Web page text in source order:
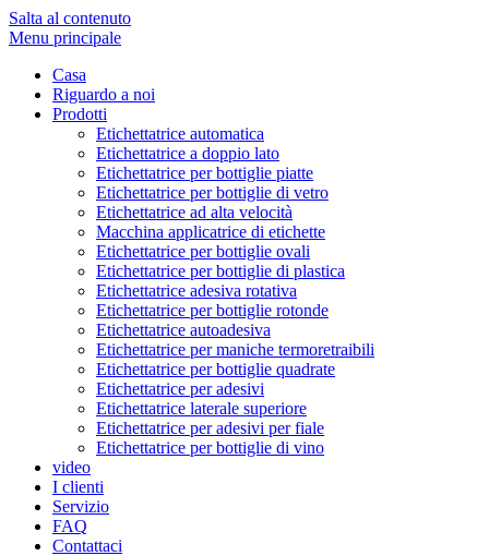
Salta al contenuto
Menu principale
Casa
Riguardo a noi
Prodotti
Etichettatrice automatica
Etichettatrice a doppio lato
Etichettatrice per bottiglie piatte
Etichettatrice per bottiglie di vetro
Etichettatrice ad alta velocità
Macchina applicatrice di etichette
Etichettatrice per bottiglie ovali
Etichettatrice per bottiglie di plastica
Etichettatrice adesiva rotativa
Etichettatrice per bottiglie rotonde
Etichettatrice autoadesiva
Etichettatrice per maniche termoretraibili
Etichettatrice per bottiglie quadrate
Etichettatrice per adesivi
Etichettatrice laterale superiore
Etichettatrice per adesivi per fiale
Etichettatrice per bottiglie di vino
video
I clienti
Servizio
FAQ
Contattaci